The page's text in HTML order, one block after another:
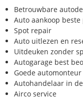
Betrouwbare
Auto aankoop beste
Spot repair
Auto uitlezen en
Uitdeuken zonder
Autogarage best
Goede automonteur
Autohandelaar in
Airco service